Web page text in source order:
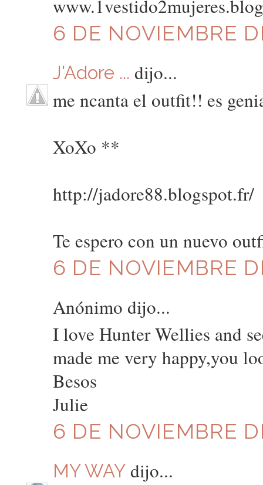
6 DE NOVIEMBRE
J'Adore ... dijo...
me ncanta el outfit!! es
XoXo **
http://jadore88.blogspot.fr/
Te espero con un nuevo
6 DE NOVIEMBRE
Anónimo dijo...
I love Hunter Wellies and
made me very happy,you
Besos
Julie
6 DE NOVIEMBRE
MY WAYdijo...